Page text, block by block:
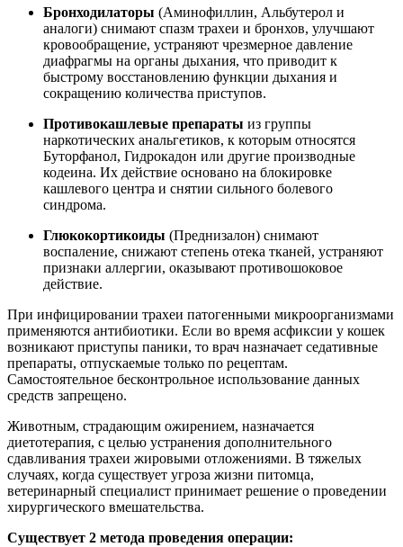
Бронходилаторы (Аминофиллин, Альбутерол и
аналоги) снимают спазм трахеи и бронхов, улучшают
кровообращение, устраняют чрезмерное давление
диафрагмы на органы дыхания, что приводит к
быстрому восстановлению функции дыхания и
сокращению количества приступов.
Противокашлевые препараты из группы
наркотических анальгетиков, к которым относятся
Буторфанол, Гидрокадон или другие производные
кодеина. Их действие основано на блокировке
кашлевого центра и снятии сильного болевого
синдрома.
Глюкокортикоиды (Преднизалон) снимают
воспаление, снижают степень отека тканей, устраняют
признаки аллергии, оказывают противошоковое
действие.
При инфицировании трахеи патогенными микроорганизмами
применяются антибиотики. Если во время асфиксии у кошек
возникают приступы паники, то врач назначает седативные
препараты, отпускаемые только по рецептам.
Самостоятельное бесконтрольное использование данных
средств запрещено.
Животным, страдающим ожирением, назначается
диетотерапия, с целью устранения дополнительного
сдавливания трахеи жировыми отложениями. В тяжелых
случаях, когда существует угроза жизни питомца,
ветеринарный специалист принимает решение о проведении
хирургического вмешательства.
Существует 2 метода проведения операции: